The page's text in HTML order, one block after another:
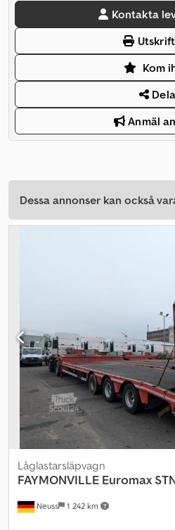
Kontakta
Kom
Dela
Anmäl
Dessa annonser kan också
Neuss 1 242 km
Låglastarsläpvagn
FAYMONVILLE Euromax